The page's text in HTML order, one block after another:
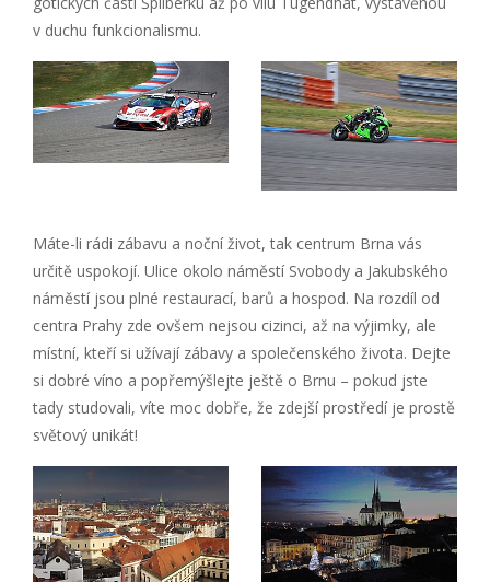
v duchu funkcionalismu.
Máte-li rádi zábavu a noční život, tak centrum Brna vás
určitě uspokojí. Ulice okolo náměstí Svobody a Jakubského
náměstí jsou plné restaurací, barů a hospod. Na rozdíl od
centra Prahy zde ovšem nejsou cizinci, až na výjimky, ale
místní, kteří si užívají zábavy a společenského života. Dejte
si dobré víno a popřemýšlejte ještě o Brnu – pokud jste
tady studovali, víte moc dobře, že zdejší prostředí je prostě
světový unikát!